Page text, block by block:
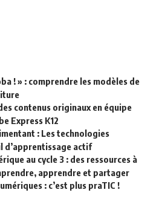
! » : comprendre les modèles de
contenus originaux en équipe
Express K12
: Les technologies
d’apprentissage actif
au cycle 3 : des ressources à
apprendre et partager
: c’est plus praTIC !